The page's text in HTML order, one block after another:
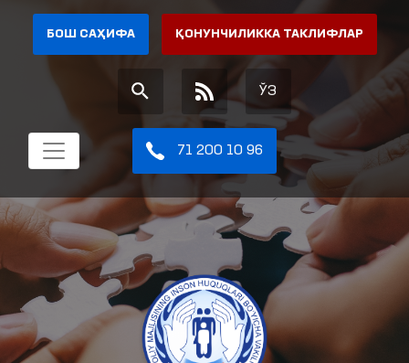
БОШ САҲИФА ҚОНУНЧИЛИККА ТАКЛИФЛАР
ЎЗ
71 200 10 96